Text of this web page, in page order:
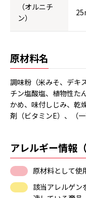
（オルニチ
ン）
原材料名
調味粉（米みそ、デキ
チン塩酸塩、植物性た
かめ、味付しじみ、乾
剤（ビタミンE）、（
アレルギー情報
原材料として使
該当アレルゲン